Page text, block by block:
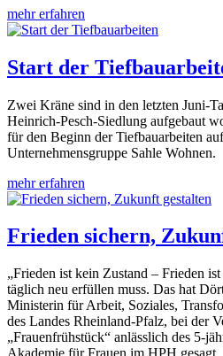
mehr erfahren
Start der
Zwei Kräne sind in den letzten Juni-
Heinrich-Pesch-Siedlung aufgebaut
für den Beginn der Tiefbauarbeiten
Unternehmensgruppe Sahle Wohnen.
mehr erfahren
Frieden sichern,
„Frieden ist kein Zustand – Frieden
täglich neu erfüllen muss. Das hat
Ministerin für Arbeit, Soziales,
des Landes Rheinland-Pfalz, bei der
„Frauenfrühstück“ anlässlich des 5-